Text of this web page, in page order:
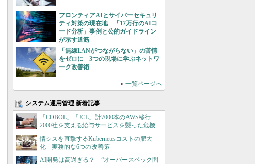
フロンティアAIとサイバーセキュリ
ティ対策の現在地 「17万行のAIコ
ード分析」事例と公的ガイドライン
が示す道筋
「無線LANがつながらない」の苦情
をゼロに 3つの現場に学ぶネットワ
ーク改善術
» 一覧ページへ
システム運用管理 新着記事
「COBOL」「JCL」計7000本のAWS移行
2000社を支える給与サービスを襲った危機
情シスを直撃するKubernetesコストの肥大
化 実務的な6つの改善策
AI開発は高過ぎる？ “オーバースペック問